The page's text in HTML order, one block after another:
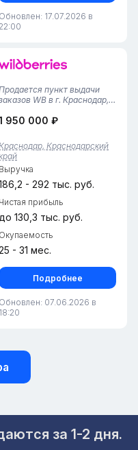
Обновлен: 17.07.2026 в
пункт выдачи
WB в г. Краснодар,
помещения — 53
зоной выдачи и складским
Пункт
с 2024 года,
финансовая ст...
950 000 ₽
Краснодарский
Выручка
- 292 тыс. руб.
Чистая прибыль
до 130,3 тыс. руб.
Окупаемость
- 31 мес.
Подробнее
Обновлен: 07.06.2026 в
18:20
за 1-2 дня.